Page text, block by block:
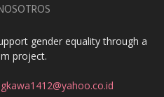
gender equality through a
project.